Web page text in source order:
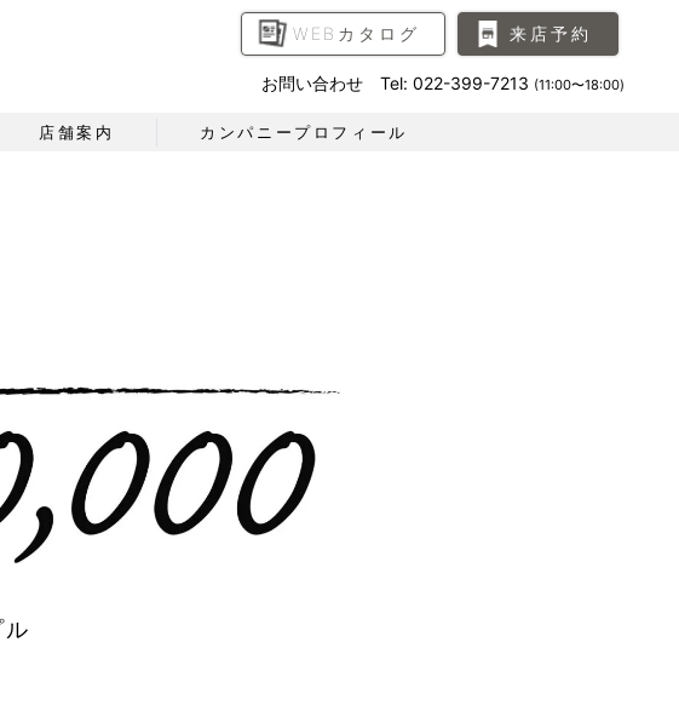
WEBカタログ 来店予約
お問い合わせ Tel: 022-399-7213 (11:00〜18:00)
店舗案内 カンパニープロフィール